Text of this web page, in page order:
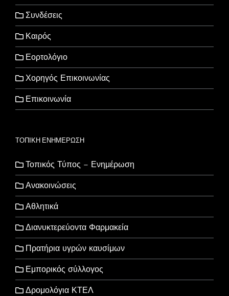
Συνδέσεις
Καιρός
Εορτολόγιο
Χορηγός Επικοινωνίας
Επικοινωνία
ΤΟΠΙΚΗ ΕΝΗΜΕΡΩΣΗ
Τοπικός Τύπος – Ενημέρωση
Ανακοινώσεις
Αθλητικά
Διανυκτερεύοντα Φαρμακεία
Πρατήρια υγρών καυσίμων
Εμπορικός σύλλογος
Δρομολόγια ΚΤΕΛ